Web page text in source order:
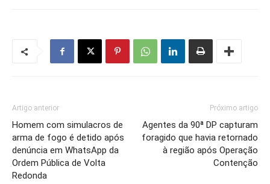
Artigo anterior
Homem com simulacros de
arma de fogo é detido após
denúncia em WhatsApp da
Ordem Pública de Volta
Redonda
Próximo artigo
Agentes da 90ª DP capturam
foragido que havia retornado
à região após Operação
Contenção